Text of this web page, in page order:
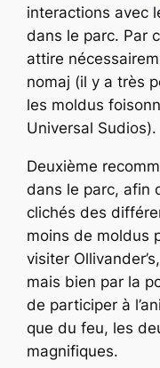
interactions avec
dans le parc. Par
attire
nomaj (il y a très
les moldus
Universal Sudios).
Deuxième
dans le parc, afin
clichés des
moins de moldus
visiter
mais bien par la
de participer à
que du feu, les
magnifiques.